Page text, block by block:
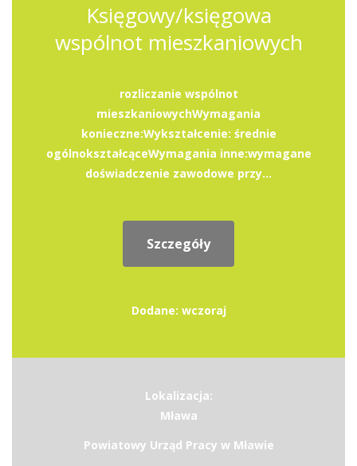
Księgowy/księgowa
wspólnot mieszkaniowych
rozliczanie wspólnot
mieszkaniowychWymagania
konieczne:Wykształcenie: średnie
ogólnokształcąceWymagania inne:wymagane
doświadczenie zawodowe przy...
Szczegóły
Dodane: wczoraj
Lokalizacja:
Mława
Powiatowy Urząd Pracy w Mławie